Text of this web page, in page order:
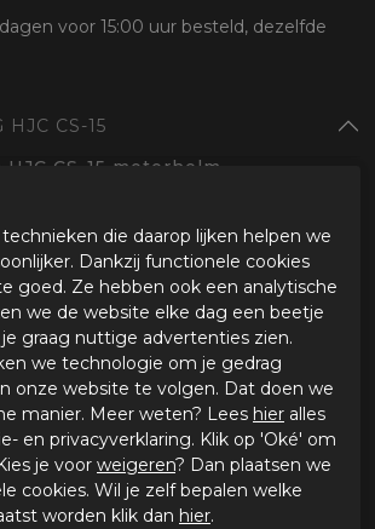
voor 15:00 uur besteld, dezelfde
CS-15
CS-15 motorhelm
integraalhelm
beginnende motorrijders
helmschaal
(XS-M, L-XXL)
(3 inlaten, 2 uitlaten)
(kinstuk, bovenop helm)
die daarop lijken helpen we
Dankzij functionele cookies
goed. Ze hebben ook een analytische
we de website elke dag een beetje
graag nuttige advertenties zien.
we technologie om je gedrag
onze website te volgen. Dat doen we
manier. Meer weten? Lees hier alles
en privacyverklaring. Klik op 'Oké' om
je voor weigeren? Dan plaatsen we
cookies. Wil je zelf bepalen welke
worden klik dan hier.